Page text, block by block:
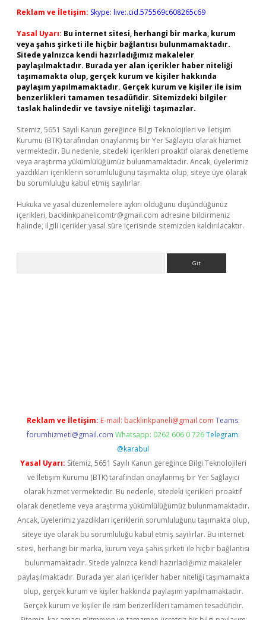
Reklam ve İletişim: Skype: live:.cid.575569c608265c69
Yasal Uyarı: Bu internet sitesi, herhangi bir marka, kurum
veya şahıs şirketi ile hiçbir bağlantısı bulunmamaktadır.
Sitede yalnızca kendi hazırladığımız makaleler
paylaşılmaktadır. Burada yer alan içerikler haber niteliği
taşımamakta olup, gerçek kurum ve kişiler hakkında
paylaşım yapılmamaktadır. Gerçek kurum ve kişiler ile isim
benzerlikleri tamamen tesadüfidir. Sitemizdeki bilgiler
taslak halindedir ve tavsiye niteliği taşımazlar.
Sitemiz, 5651 Sayılı Kanun gereğince Bilgi Teknolojileri ve İletişim
Kurumu (BTK) tarafından onaylanmış bir Yer Sağlayıcı olarak hizmet
vermektedir. Bu nedenle, sitedeki içerikleri proaktif olarak denetleme
veya araştırma yükümlülüğümüz bulunmamaktadır. Ancak, üyelerimiz
yazdıkları içeriklerin sorumluluğunu taşımakta olup, siteye üye olarak
bu sorumluluğu kabul etmiş sayılırlar.
Hukuka ve yasal düzenlemelere aykırı olduğunu düşündüğünüz
içerikleri, backlinkpanelicomtr@gmail.com adresine bildirmeniz
halinde, ilgili içerikler yasal süre içerisinde sitemizden kaldırılacaktır.
Reklam ve İletişim: E-mail: backlinkpaneli@gmail.com Teams:
forumhizmeti@gmail.com Whatsapp: 0262 606 0 726 Telegram:
@karabul
Yasal Uyarı: Sitemiz, 5651 Sayılı Kanun gereğince Bilgi Teknolojileri
ve İletişim Kurumu (BTK) tarafından onaylanmış bir Yer Sağlayıcı
olarak hizmet vermektedir. Bu nedenle, sitedeki içerikleri proaktif
olarak denetleme veya araştırma yükümlülüğümüz bulunmamaktadır.
Ancak, üyelerimiz yazdıkları içeriklerin sorumluluğunu taşımakta olup,
siteye üye olarak bu sorumluluğu kabul etmiş sayılırlar. Bu internet
sitesi, herhangi bir marka, kurum veya şahıs şirketi ile hiçbir bağlantısı
bulunmamaktadır. Sitede yalnızca kendi hazırladığımız makaleler
paylaşılmaktadır. Burada yer alan içerikler haber niteliği taşımamakta
olup, gerçek kurum ve kişiler hakkında paylaşım yapılmamaktadır.
Gerçek kurum ve kişiler ile isim benzerlikleri tamamen tesadüfidir.